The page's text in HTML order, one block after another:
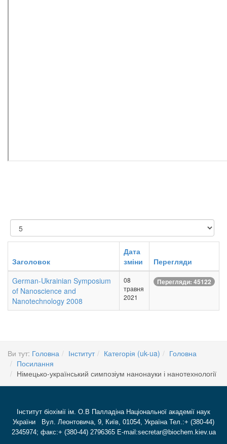
Показувати
Заголовок
Дата
зміни
Перегляди
German-Ukrainian Symposium
of Nanoscience and
Nanotechnology 2008
08
травня
2021
Перегляди: 45122
Ви тут: Головна Інститут Категорія (uk-ua)
Головна
Посилання
Німецько-український симпозіум нанонауки і нанотехнології
Інститут біохімії ім. О.В Палладіна Національної академії наук
України Вул. Леонтовича, 9, Київ, 01054, Україна Тел.:+ (380-44)
2345974; факс:+ (380-44) 2796365 E-mail:secretar@biochem.kiev.ua